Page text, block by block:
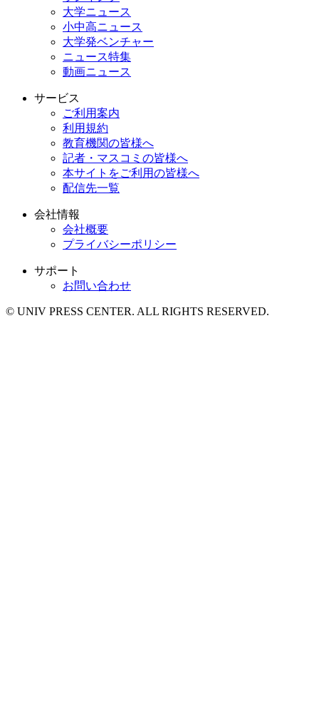
大学ニュース
小中高ニュース
大学発ベンチャー
ニュース特集
動画ニュース
サービス
ご利用案内
利用規約
教育機関の皆様へ
記者・マスコミの皆様へ
本サイトをご利用の皆様へ
配信先一覧
会社情報
会社概要
プライバシーポリシー
サポート
お問い合わせ
© UNIV PRESS CENTER. ALL RIGHTS RESERVED.